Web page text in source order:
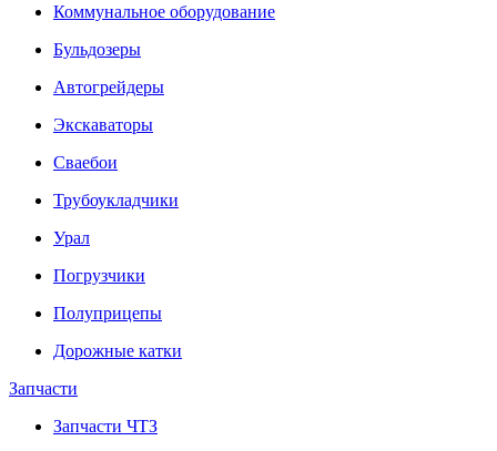
Коммунальное оборудование
Бульдозеры
Автогрейдеры
Экскаваторы
Сваебои
Трубоукладчики
Урал
Погрузчики
Полуприцепы
Дорожные катки
Запчасти
Запчасти ЧТЗ